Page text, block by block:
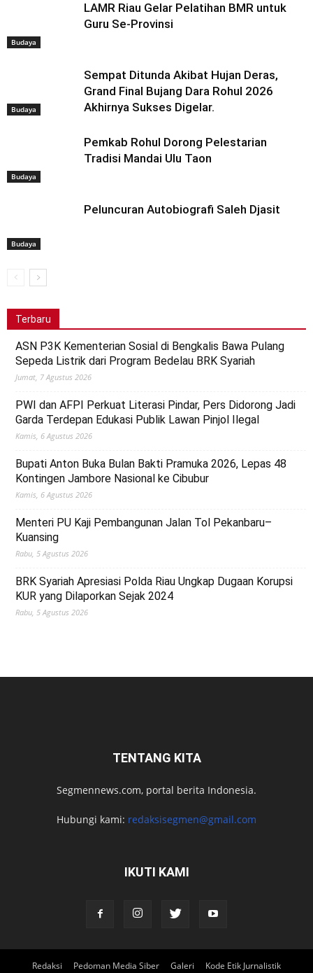
Budaya
LAMR Riau Gelar Pelatihan BMR untuk
Guru Se-Provinsi
Budaya
Sempat Ditunda Akibat Hujan Deras,
Grand Final Bujang Dara Rohul 2026
Akhirnya Sukses Digelar.
Budaya
Pemkab Rohul Dorong Pelestarian
Tradisi Mandai Ulu Taon
Budaya
Peluncuran Autobiografi Saleh Djasit
Terbaru
ASN P3K Kementerian Sosial di Bengkalis Bawa Pulang
Sepeda Listrik dari Program Bedelau BRK Syariah
Jumat, 7 Agustus 2026
PWI dan AFPI Perkuat Literasi Pindar, Pers Didorong Jadi
Garda Terdepan Edukasi Publik Lawan Pinjol Ilegal
Kamis, 6 Agustus 2026
Bupati Anton Buka Bulan Bakti Pramuka 2026, Lepas 48
Kontingen Jambore Nasional ke Cibubur
Kamis, 6 Agustus 2026
Menteri PU Kaji Pembangunan Jalan Tol Pekanbaru–
Kuansing
Rabu, 5 Agustus 2026
BRK Syariah Apresiasi Polda Riau Ungkap Dugaan Korupsi
KUR yang Dilaporkan Sejak 2024
Rabu, 5 Agustus 2026
TENTANG KITA
Segmennews.com, portal berita Indonesia.
Hubungi kami: redaksisegmen@gmail.com
IKUTI KAMI
Redaksi Pedoman Media Siber Galeri Kode Etik Jurnalistik